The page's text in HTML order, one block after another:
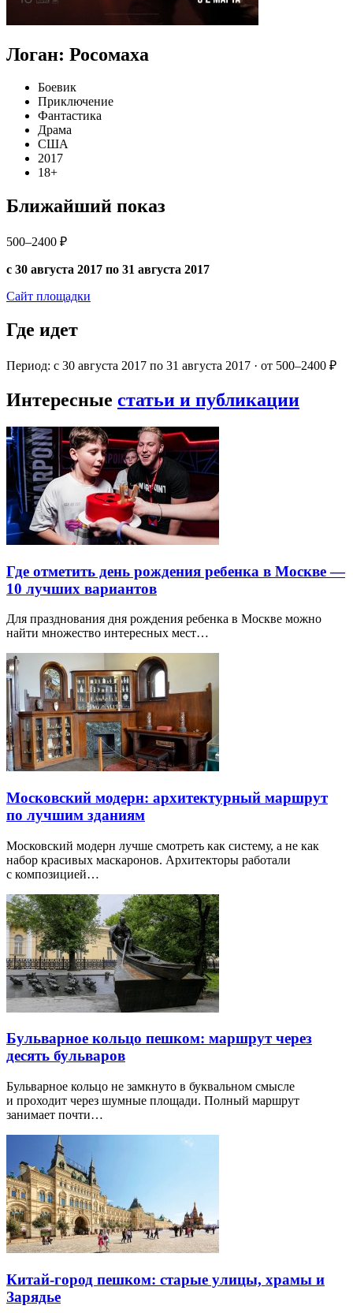
Логан: Росомаха
Боевик
Приключение
Фантастика
Драма
США
2017
18+
Ближайший показ
500–2400 ₽
с 30 августа 2017 по 31 августа 2017
Сайт площадки
Где идет
Период: с 30 августа 2017 по 31 августа 2017 · от 500–2400 ₽
Интересные статьи и публикации
Где отметить день рождения ребенка в Москве —
10 лучших вариантов
Для празднования дня рождения ребенка в Москве можно
найти множество интересных мест…
Московский модерн: архитектурный маршрут
по лучшим зданиям
Московский модерн лучше смотреть как систему, а не как
набор красивых маскаронов. Архитекторы работали
с композицией…
Бульварное кольцо пешком: маршрут через
десять бульваров
Бульварное кольцо не замкнуто в буквальном смысле
и проходит через шумные площади. Полный маршрут
занимает почти…
Китай-город пешком: старые улицы, храмы и
Зарядье